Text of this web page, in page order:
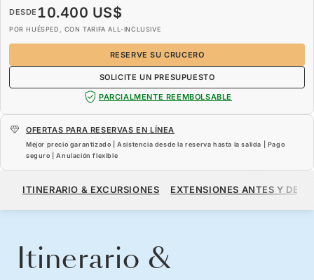
DESDE 10.400 US$
POR HUÉSPED, CON TARIFA ALL-INCLUSIVE
RESERVE SU CRUCERO
SOLICITE UN PRESUPUESTO
PARCIALMENTE REEMBOLSABLE
OFERTAS PARA RESERVAS EN LÍNEA
Mejor precio garantizado | Asistencia desde la reserva hasta la salida | Pago
seguro | Anulación flexible
10.400 US$
ITINERARIO & EXCURSIONES EXTENSIONES ANTES Y
Itinerario &